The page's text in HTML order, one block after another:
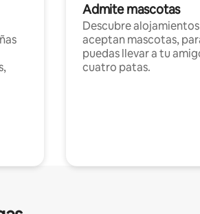
Admite mascotas
Descubre
aceptan mascotas,
puedas llevar a tu
cuatro patas.